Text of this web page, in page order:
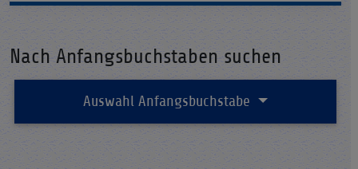
Nach Anfangsbuchstaben suchen
Auswahl Anfangsbuchstabe